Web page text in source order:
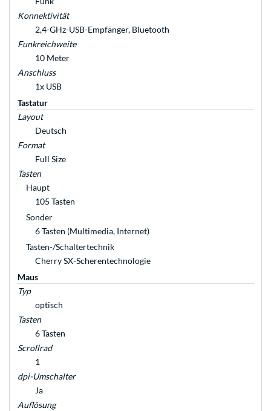
Konnektivität
2,4-GHz-USB-Empfänger, Bluetooth
Funkreichweite
10 Meter
Anschluss
1x USB
Tastatur
Layout
Deutsch
Format
Full Size
Tasten
Haupt
105 Tasten
Sonder
6 Tasten (Multimedia, Internet)
Tasten-/Schaltertechnik
Cherry SX-Scherentechnologie
Maus
Typ
optisch
Tasten
6 Tasten
Scrollrad
1
dpi-Umschalter
Ja
Auflösung